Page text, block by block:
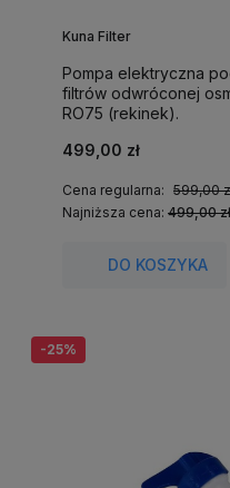
Kuna Filter
Pompa elektryczna
filtrów odwróconej
RO75 (rekinek).
499,00 zł
Cena regularna: 599,00
Najniższa cena: 499,00 zł
DO KOSZYKA
-25%